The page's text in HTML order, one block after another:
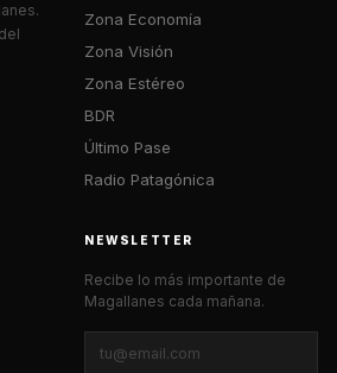
Zona Economía
Zona Visión
Zona Estéreo
BDR
Último Pase
Radio Patagónica
NEWSLETTER
Recibe lo más importante de
Magallanes cada mañana.